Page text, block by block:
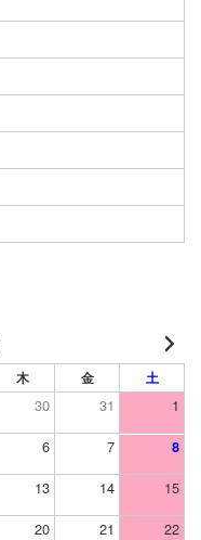
木 金 土
30 31
1
6 7 8
13 14
15
20 21
22